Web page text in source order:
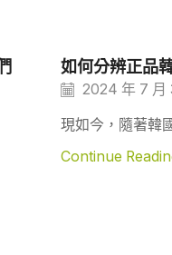
如何分辨正品
2024 年 7 月
現如今，隨著韓
Continue